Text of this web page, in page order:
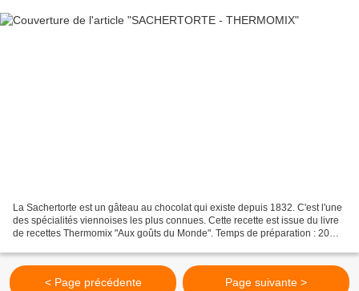
La Sachertorte est un gâteau au chocolat qui existe depuis 1832. C'est l'une
des spécialités viennoises les plus connues. Cette recette est issue du livre
de recettes Thermomix "Aux goûts du Monde". Temps de préparation : 20
< Page précédente Page suivante >